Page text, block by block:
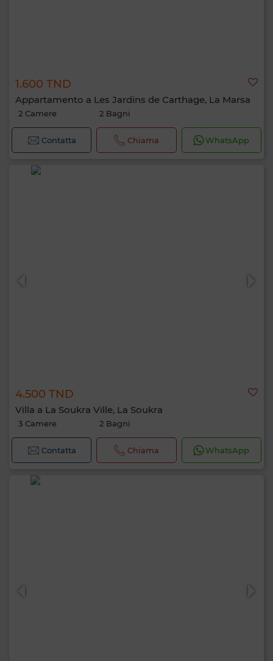
1.600 TND
Appartamento a Les Jardins de Carthage, La Marsa
2 Camere 2 Bagni
Contatta Chiama WhatsApp
4.500 TND
Villa a La Soukra Ville, La Soukra
3 Camere 2 Bagni
Contatta Chiama WhatsApp